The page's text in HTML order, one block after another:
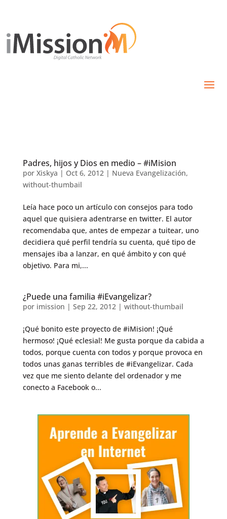
Padres, hijos y Dios en medio – #iMision
por Xiskya | Oct 6, 2012| Nueva Evangelización,
without-thumbail
Leía hace poco un artículo con consejos para todo
aquel que quisiera adentrarse en twitter. El autor
recomendaba que, antes de empezar a tuitear, uno
decidiera qué perfil tendría su cuenta, qué tipo de
mensajes iba a lanzar, en qué ámbito y con qué
objetivo. Para mi,...
¿Puede una familia #iEvangelizar?
por imission | Sep 22, 2012| without-thumbail
¡Qué bonito este proyecto de #iMision! ¡Qué
hermoso! ¡Qué eclesial! Me gusta porque da cabida a
todos, porque cuenta con todos y porque provoca en
todos unas ganas terribles de #iEvangelizar. Cada
vez que me siento delante del ordenador y me
conecto a Facebook o...